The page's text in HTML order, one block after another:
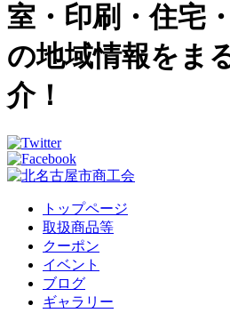
室・印刷・住宅
の地域情報をま
介！
トップページ
取扱商品等
クーポン
イベント
ブログ
ギャラリー